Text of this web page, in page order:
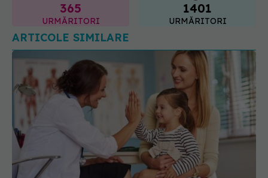
365
URMĂRITORI
1401
URMĂRITORI
ARTICOLE SIMILARE